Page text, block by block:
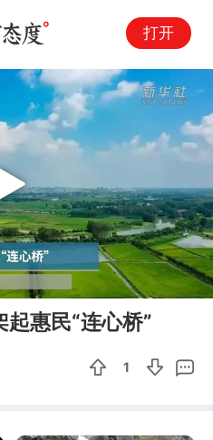
打开
01:58
Play
起惠民“连心桥”
1